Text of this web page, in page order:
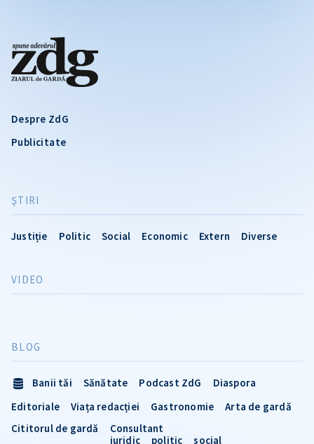
Despre ZdG
Publicitate
ŞTIRI
Justiție Politic Social Economic Extern Diverse
VIDEO
BLOG
Banii tăi Sănătate Podcast ZdG
Diaspora
Editoriale
Viața redacției Gastronomie
Arta de gardă
Cititorul de gardă
Consultant
juridic
politic social